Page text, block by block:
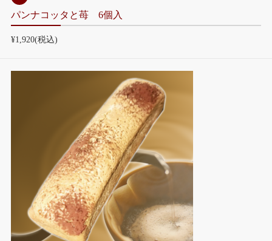
パンナコッタと苺 6個入
¥1,920(税込)